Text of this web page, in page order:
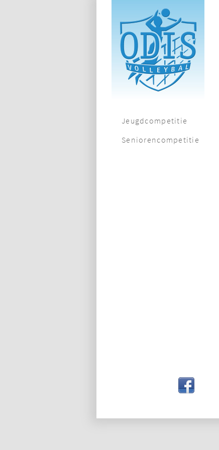
Jeugdcompetitie
Seniorencompetitie